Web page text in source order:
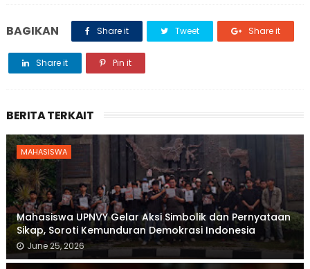
BAGIKAN Share it Tweet Share it
Share it Pin it
BERITA TERKAIT
MAHASISWA
Mahasiswa UPNVY Gelar Aksi Simbolik dan Pernyataan
Sikap, Soroti Kemunduran Demokrasi Indonesia
June 25, 2026